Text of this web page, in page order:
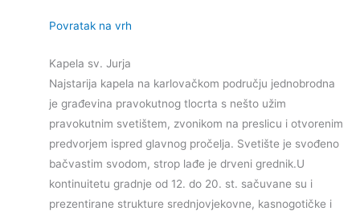
Povratak na vrh
Kapela sv. Jurja
Najstarija kapela na karlovačkom području jednobrodna
je građevina pravokutnog tlocrta s nešto užim
pravokutnim svetištem, zvonikom na preslicu i otvorenim
predvorjem ispred glavnog pročelja. Svetište je svođeno
bačvastim svodom, strop lađe je drveni grednik.U
kontinuitetu gradnje od 12. do 20. st. sačuvane su i
prezentirane strukture srednjovjekovne, kasnogotičke i